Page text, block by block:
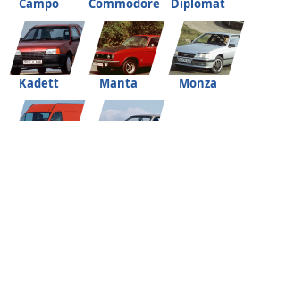
Campo Commodore Diplomat
Kadett Manta Monza